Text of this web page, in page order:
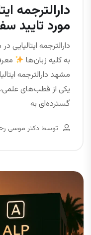
دارالترجمه
مورد تایید
دارالترجمه
به کلیه زبان‌ها
مشهد دارالترجمه
یکی از قطب‌های علمی،
گسترده‌ای به
توسط دکتر موسی